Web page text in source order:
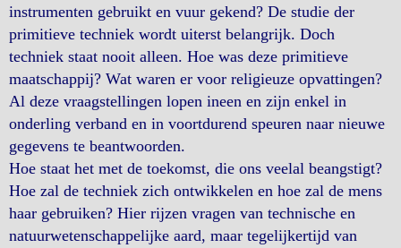
instrumenten gebruikt en vuur gekend? De studie der
primitieve techniek wordt uiterst belangrijk. Doch
techniek staat nooit alleen. Hoe was deze primitieve
maatschappij? Wat waren er voor religieuze opvattingen?
Al deze vraagstellingen lopen ineen en zijn enkel in
onderling verband en in voortdurend speuren naar nieuwe
gegevens te beantwoorden.
Hoe staat het met de toekomst, die ons veelal beangstigt?
Hoe zal de techniek zich ontwikkelen en hoe zal de mens
haar gebruiken? Hier rijzen vragen van technische en
natuurwetenschappelijke aard, maar tegelijkertijd van